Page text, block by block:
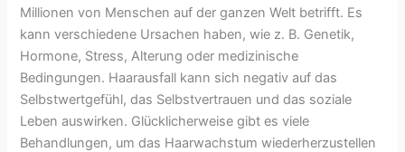
Millionen von Menschen auf der ganzen Welt betrifft. Es
kann verschiedene Ursachen haben, wie z. B. Genetik,
Hormone, Stress, Alterung oder medizinische
Bedingungen. Haarausfall kann sich negativ auf das
Selbstwertgefühl, das Selbstvertrauen und das soziale
Leben auswirken. Glücklicherweise gibt es viele
Behandlungen, um das Haarwachstum wiederherzustellen